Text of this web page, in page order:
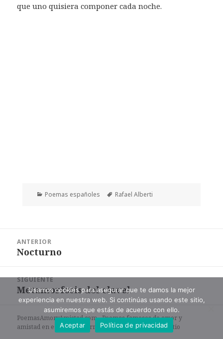
que uno quisiera componer cada noche.
Categorías
Poemas españoles Etiquetas
Rafael Alberti
entradas
ANTERIOR
Entrada
Nocturno
SIGUIENTE
Entrada
siguiente:
Metamorfosis del clavel
PoemasAmoryAmistad.com - Poemas famosos de amor y
amistad en español en formato de texto. |Mapa del sitio
Usamos cookies para asegurar que te damos la mejor
experiencia en nuestra web. Si continúas usando este sitio,
asumiremos que estás de acuerdo con ello.
Aceptar
Política de privacidad